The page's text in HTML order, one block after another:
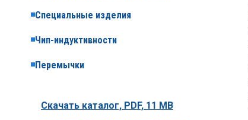
Специальные изделия
Чип-индуктивности
Перемычки
Скачать каталог, PDF, 11 MB